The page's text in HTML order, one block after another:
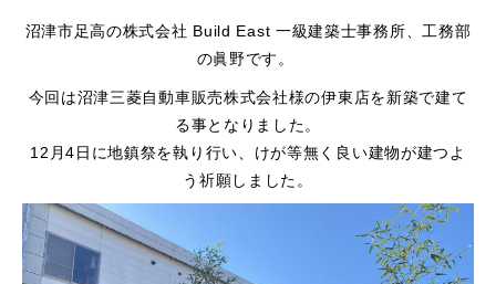
沼津市足高の株式会社 Build East 一級建築士事務所、工務部
の眞野です。
今回は沼津三菱自動車販売株式会社様の伊東店を新築で建て
る事となりました。
12月4日に地鎮祭を執り行い、けが等無く良い建物が建つよ
う祈願しました。